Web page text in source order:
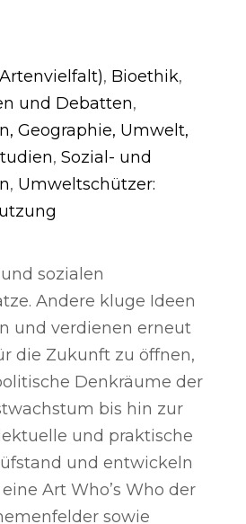
, Bioethik,
und Debatten,
Geographie, Umwelt,
, Sozial- und
, Umweltschützer:
sozialen
Andere kluge Ideen
und verdienen erneut
die Zukunft zu öffnen,
Denkräume der
bis hin zur
und praktische
und entwickeln
Art Who’s Who der
sowie